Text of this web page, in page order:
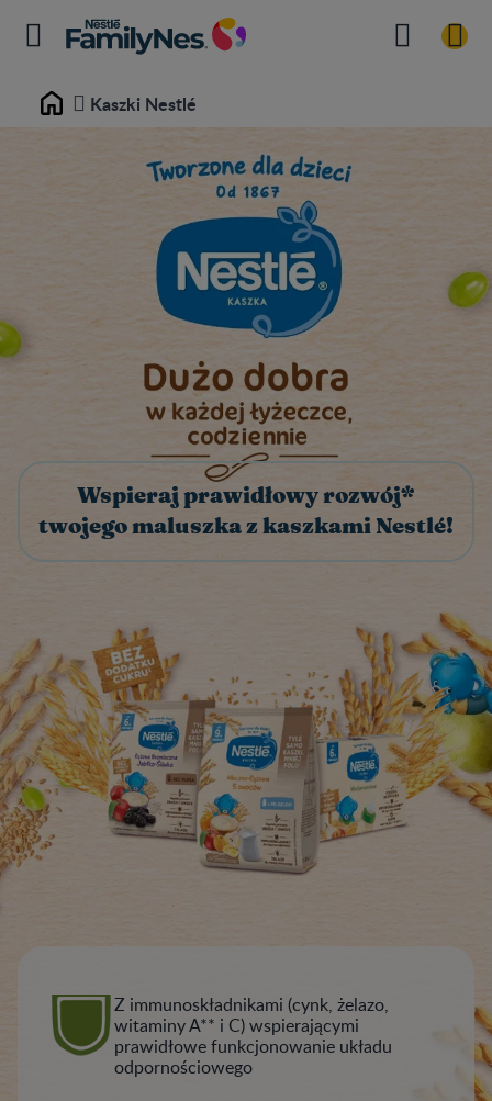
Home Kaszki Nestlé
Wspieraj prawidłowy rozwój*
twojego maluszka z kaszkami Nestlé!
Z immunoskładnikami (cynk, żelazo,
witaminy A** i C) wspierającymi
prawidłowe funkcjonowanie układu
odpornościowego